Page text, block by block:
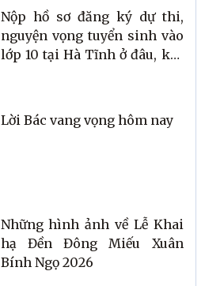
Nộp hồ sơ đăng ký dự thi,
nguyện vọng tuyển sinh vào
lớp 10 tại Hà Tĩnh ở đâu, khi
Lời Bác vang vọng hôm nay
Những hình ảnh về Lễ Khai
hạ Đền Đông Miếu Xuân
Bính Ngọ 2026